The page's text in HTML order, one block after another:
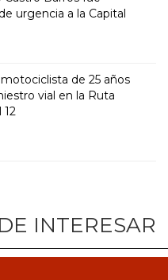
urgencia a la Capital
de 25 años
vial en la Ruta
12
INTERESAR